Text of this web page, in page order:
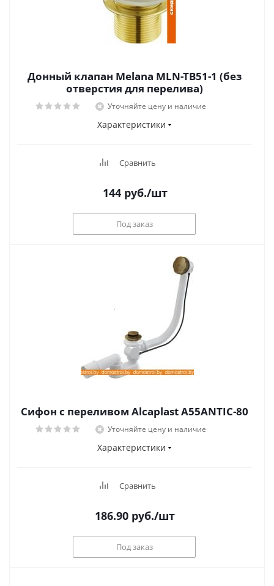
Донный клапан Melana MLN-TB51-1 (без
отверстия для перелива)
Уточняйте цену и наличие
Характеристики
Сравнить
144руб./шт
Под заказ
Сифон с переливом Alcaplast A55ANTIC-80
Уточняйте цену и наличие
Характеристики
Сравнить
186.90 руб./шт
Под заказ